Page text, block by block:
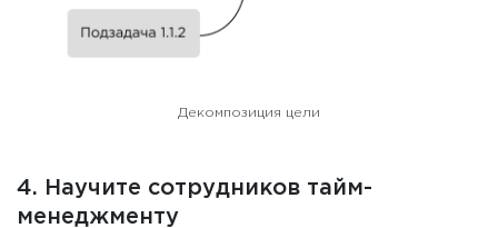
Декомпозиция цели
4. Научите сотрудников тайм-
менеджменту